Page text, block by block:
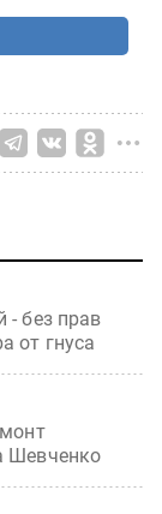
- без прав
от гнуса
Шевченко